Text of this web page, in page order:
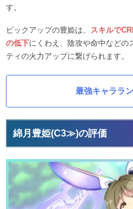
す。
ピックアップの豊姫は、
スキルで
の低下にくわえ、陰攻や命中などの
ティの火力アップに繋げられます。
最強キャララ
綿月豊姫(C3≫)の評価